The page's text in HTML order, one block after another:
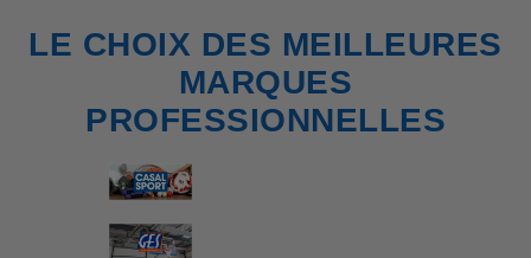
LE CHOIX DES MEILLEURES
MARQUES
PROFESSIONNELLES